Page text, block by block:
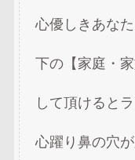
心優しきあな
下の【家庭・
して頂けると
心躍り鼻の穴が